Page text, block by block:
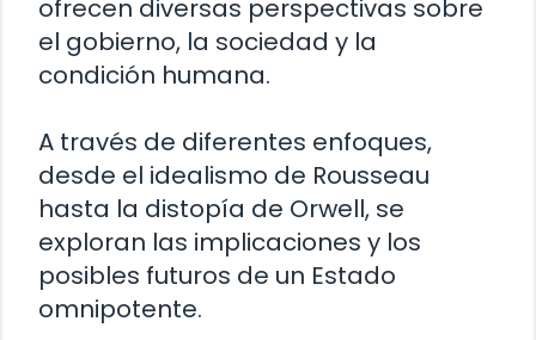
ofrecen diversas perspectivas sobre
el gobierno, la sociedad y la
condición humana.
A través de diferentes enfoques,
desde el idealismo de Rousseau
hasta la distopía de Orwell, se
exploran las implicaciones y los
posibles futuros de un Estado
omnipotente.